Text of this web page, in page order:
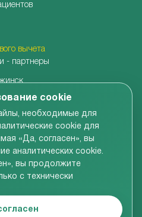
cookie
необходимые для
cookie для
«Да, согласен», вы
аналитических cookie.
вы продолжите
с технически
вычета
- партнеры
стоматология
на сайте компании,
и не является